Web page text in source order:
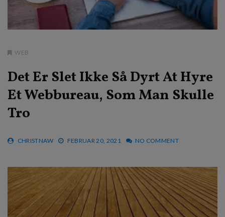
WEB
Det Er Slet Ikke Så Dyrt At Hyre
Et Webbureau, Som Man Skulle
Tro
CHRISTNAW FEBRUAR 20, 2021 NO COMMENT